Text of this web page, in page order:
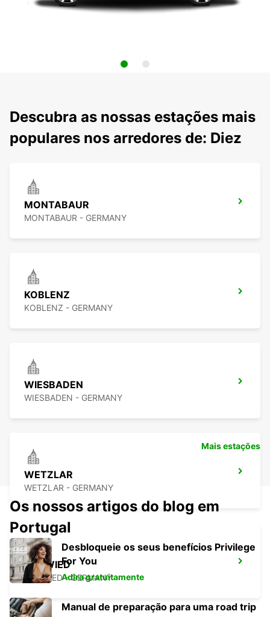
Descubra as nossas estações mais
populares nos arredores de: Diez
MONTABAUR
MONTABAUR - GERMANY
KOBLENZ
KOBLENZ - GERMANY
WIESBADEN
WIESBADEN - GERMANY
WETZLAR
WETZLAR - GERMANY
NEUWIED
NEUWIED - GERMANY
Mais estações
Os nossos artigos do blog em
Portugal
Desbloqueie os seus benefícios Privilege
For You
Adira gratuitamente
Manual de preparação para uma road trip